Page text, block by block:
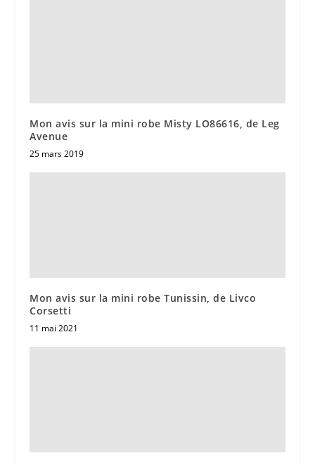
Mon avis sur la mini robe Misty LO86616, de Leg
Avenue
25 mars 2019
Mon avis sur la mini robe Tunissin, de Livco
Corsetti
11 mai 2021